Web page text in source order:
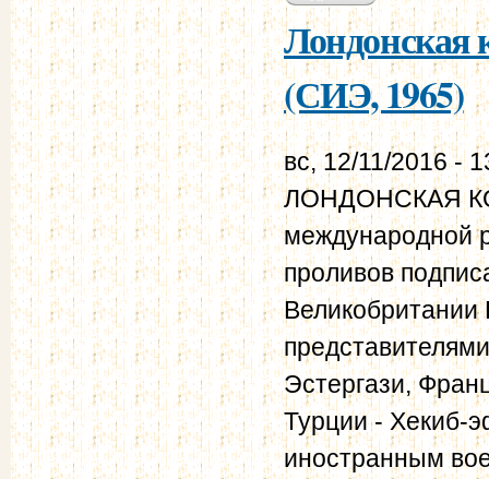
Лондонская
(СИЭ, 1965)
вс, 12/11/2016 -
ЛОНДОНСКАЯ
международной
проливов
Эстергази,
Турции - Хекиб-
иностранным